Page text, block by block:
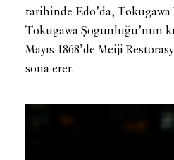
tarihinde Edo’da, Tokugawa
Tokugawa Şogunluğu’nun
Mayıs 1868’de Meiji
sona erer.